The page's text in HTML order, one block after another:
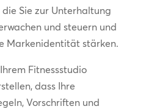
Sie zur Unterhaltung
und steuern und
Markenidentität stärken.
Fitnessstudio
dass Ihre
Vorschriften und